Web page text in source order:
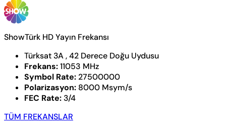
ShowTürk HD Yayın Frekansı
Türksat 3A , 42 Derece Doğu Uydusu
Frekans:11053 MHz
Symbol Rate: 27500000
Polarizasyon: 8000 Msym/s
FEC Rate: 3/4
TÜM FREKANSLAR